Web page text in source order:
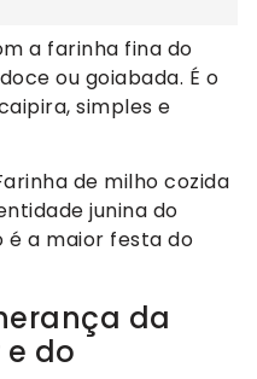
a farinha fina do
ou goiabada. É o
simples e
de milho cozida
junina do
é a maior festa do
da
do